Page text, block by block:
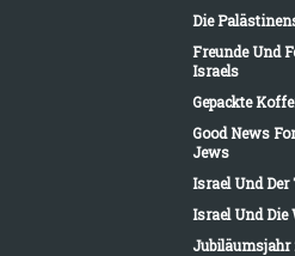
Die
Freunde Und
Israels
Gepackte
Good News
Jews
Israel Und Der
Israel Und Die
Jubiläumsjahr